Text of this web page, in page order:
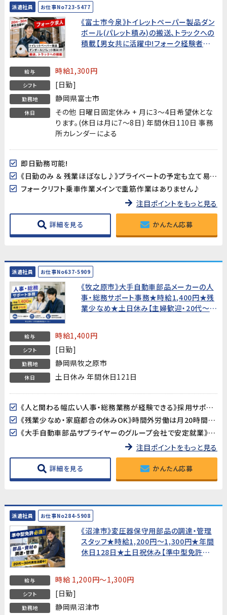
派遣社員 お仕事No723-5477
《富士市今泉》トイレットペーパー製品ダン
ボール(パレット積み)の搬送、トラックへの
積載【男女共に活躍中!フォーク経験者お
給与 時給1,300円
シフト [日勤]
勤務地 静岡県富士市
休日
その他 日曜日固定休み + 月に3～4日希望休とな
ります。(休日は月に7～8日) 年間休日110日 事務
所カレンダーによる
即日勤務可能!
《日勤のみ ＆ 残業ほぼなし♪》プライベートの予定も立て易い!
フォークリフト乗車作業メインで重筋作業はありません♪
注目ポイントをもっと見る
詳細を見る かんたん応募
派遣社員 お仕事No637-5909
《牧之原市》大手自動車部品メーカーの人
事・総務サポート事務★時給1,400円★残
業少なめ★土日休み【主婦歓迎・20代〜
給与 時給1,400円
シフト [日勤]
勤務地 静岡県牧之原市
休日 土日休み 年間休日121日
《人と関わる幅広い人事・総務業務が経験できる》採用サポート・人事書類管理・経費処理・会議運営など、人事・総務の仕事を幅広く経験できるポジションです。社会人としてのスキルを活かしながら、さらに成長できる環境です。
《残業少なめ・家庭都合の休みOK》時間外労働は月20時間程度と少なめ。主婦（夫）の方も歓迎で、家庭との両立がしやすい環境です。
《大手自動車部品サプライヤーのグループ会社で安定就業》国内外で活躍する大手自動車部品メーカーのグループ会社でのお仕事です。安定した環境で長期的に働けます。
注目ポイントをもっと見る
詳細を見る かんたん応募
派遣社員 お仕事No284-5908
《沼津市》変圧器保守用部品の調達・管理
スタッフ★時給1,200円〜1,300円★年間
休日128日★土日祝休み【準中型免許必
給与 時給 1,200円～1,300円
シフト [日勤]
勤務地 静岡県沼津市